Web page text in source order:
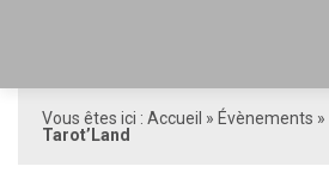
Vous êtes ici : Accueil » Évènements »
Tarot’Land